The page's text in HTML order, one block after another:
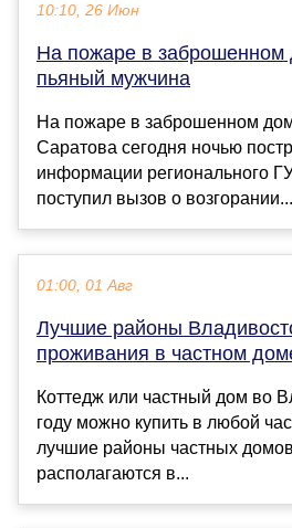
10:10, 26 Июн
На пожаре в заброшенном
пьяный мужчина
На пожаре в заброшенном
Саратова сегодня ночью
информации регионального
поступил вызов о возгорании...
01:00, 01 Авг
Лучшие районы
проживания в частном
Коттедж или частный дом во
году можно купить в любой
лучшие районы частных
располагаются в...